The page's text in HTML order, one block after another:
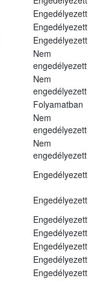
Engedélyezett
Engedélyezett
Engedélyezett
Nem
engedélyezett
Nem
engedélyezett
Folyamatban
Nem
engedélyezett
Nem
engedélyezett
Engedélyezett
Engedélyezett
Engedélyezett
Engedélyezett
Engedélyezett
Engedélyezett
Engedélyezett